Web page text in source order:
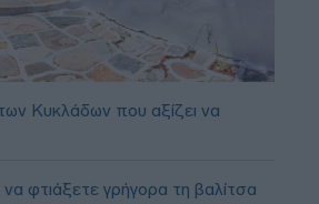
Κυκλάδων που αξίζει να
φτιάξετε γρήγορα τη βαλίτσα